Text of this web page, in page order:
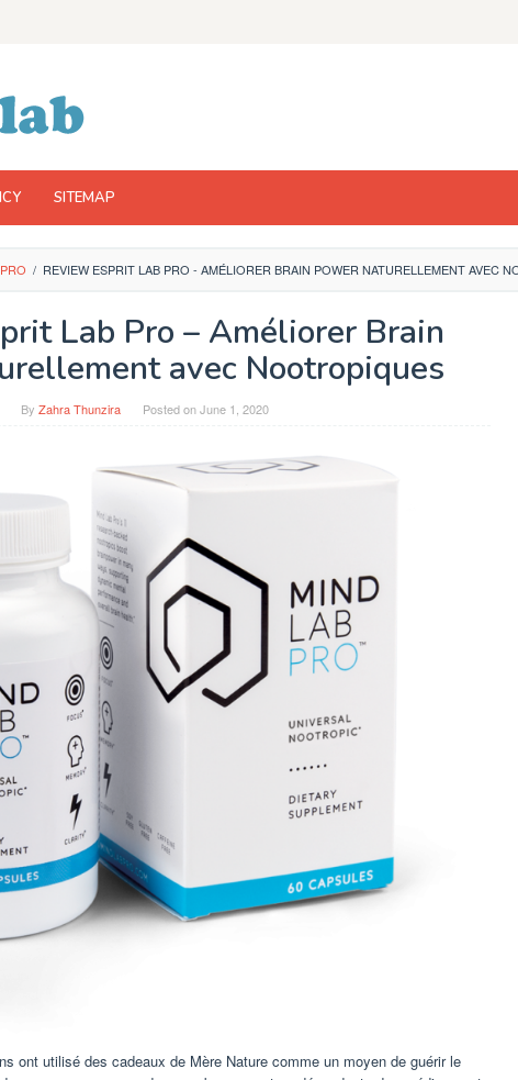
SITEMAP
/ REVIEW ESPRIT LAB PRO - AMÉLIORER BRAIN POWER NATURELLEMENT AVEC
Lab Pro – Améliorer Brain
avec Nootropiques
By Zahra Thunzira Posted onJune 1, 2020
ont utilisé des cadeaux de Mère Nature comme un moyen de guérir le